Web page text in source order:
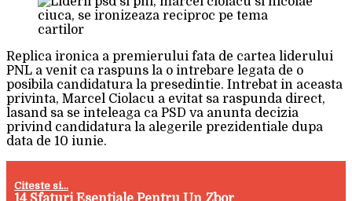
Replica ironica a premierului fata de cartea liderului
PNL a venit ca raspuns la o intrebare legata de o
posibila candidatura la presedintie. Intrebat in aceasta
privinta, Marcel Ciolacu a evitat sa raspunda direct,
lasand sa se inteleaga ca PSD va anunta decizia
privind candidatura la alegerile prezidentiale dupa
data de 10 iunie.
Citeste si...